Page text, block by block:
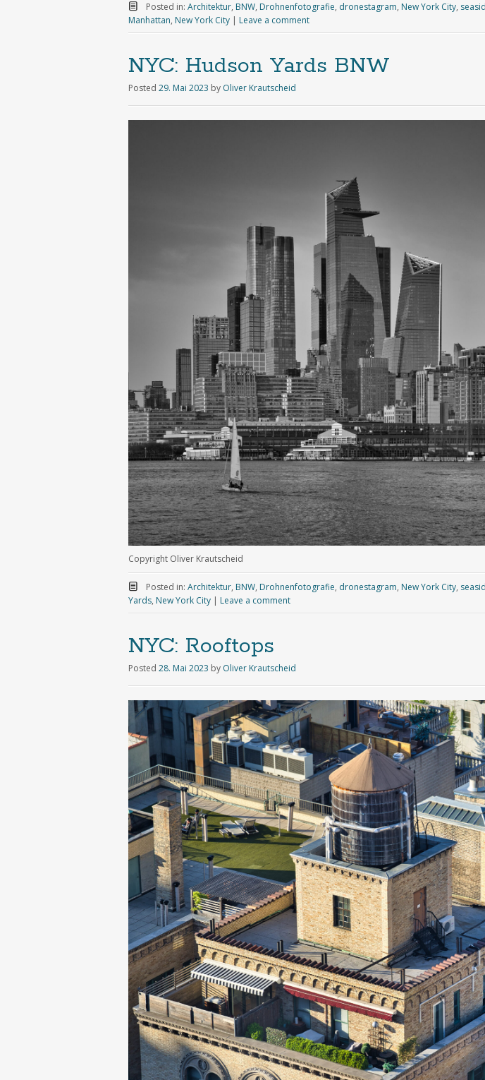
Posted in: Architektur, BNW, Drohnenfotografie, dronestagram, New York City,
Manhattan, New York City | Leave a comment
NYC: Hudson Yards BNW
Posted 29. Mai 2023 by Oliver Krautscheid
Copyright Oliver Krautscheid
Posted in: Architektur, BNW, Drohnenfotografie, dronestagram, New York City,
Yards, New York City | Leave a comment
NYC: Rooftops
Posted 28. Mai 2023 by Oliver Krautscheid